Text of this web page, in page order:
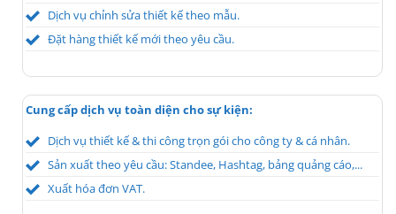
Dịch vụ chỉnh sửa thiết kế theo mẫu.
Đặt hàng thiết kế mới theo yêu cầu.
Cung cấp dịch vụ toàn diện cho sự kiện:
Dịch vụ thiết kế & thi công trọn gói cho công ty & cá nhân.
Sản xuất theo yêu cầu: Standee, Hashtag, bảng quảng cáo,...
Xuất hóa đơn VAT.